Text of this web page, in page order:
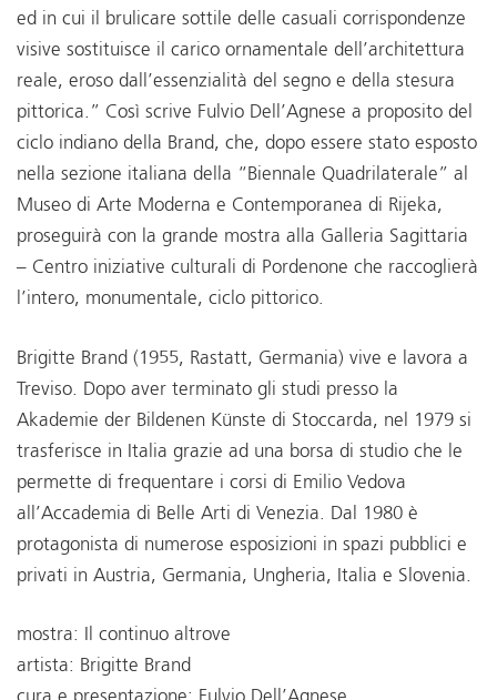
ed in cui il brulicare sottile delle casuali corrispondenze
visive sostituisce il carico ornamentale dell’architettura
reale, eroso dall’essenzialità del segno e della stesura
pittorica.” Così scrive Fulvio Dell’Agnese a proposito del
ciclo indiano della Brand, che, dopo essere stato esposto
nella sezione italiana della “Biennale Quadrilaterale” al
Museo di Arte Moderna e Contemporanea di Rijeka,
proseguirà con la grande mostra alla Galleria Sagittaria
– Centro iniziative culturali di Pordenone che raccoglierà
l’intero, monumentale, ciclo pittorico.
Brigitte Brand (1955, Rastatt, Germania) vive e lavora a
Treviso. Dopo aver terminato gli studi presso la
Akademie der Bildenen Künste di Stoccarda, nel 1979 si
trasferisce in Italia grazie ad una borsa di studio che le
permette di frequentare i corsi di Emilio Vedova
all’Accademia di Belle Arti di Venezia. Dal 1980 è
protagonista di numerose esposizioni in spazi pubblici e
privati in Austria, Germania, Ungheria, Italia e Slovenia.
mostra: Il continuo altrove
artista: Brigitte Brand